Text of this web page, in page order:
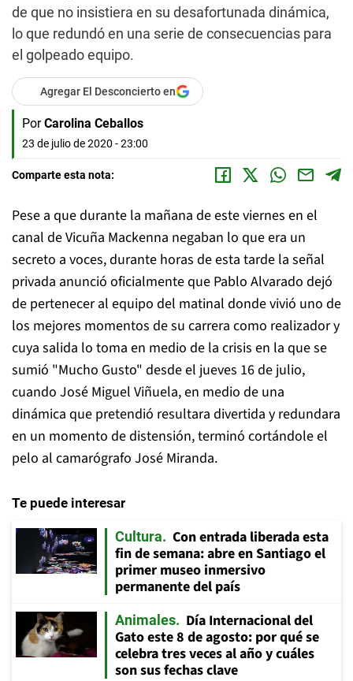
de que no insistiera en su desafortunada dinámica,
lo que redundó en una serie de consecuencias para
el golpeado equipo.
Agregar El Desconcierto en
Por Carolina Ceballos
23 de julio de 2020 - 23:00
Comparte esta nota:
Pese a que durante la mañana de este viernes en el
canal de Vicuña Mackenna negaban lo que era un
secreto a voces, durante horas de esta tarde la señal
privada anunció oficialmente que Pablo Alvarado dejó
de pertenecer al equipo del matinal donde vivió uno de
los mejores momentos de su carrera como realizador y
cuya salida lo toma en medio de la crisis en la que se
sumió "Mucho Gusto" desde el jueves 16 de julio,
cuando José Miguel Viñuela, en medio de una
dinámica que pretendió resultara divertida y redundara
en un momento de distensión, terminó cortándole el
pelo al camarógrafo José Miranda.
Te puede interesar
Cultura
Con entrada liberada esta
fin de semana: abre en Santiago el
primer museo inmersivo
permanente del país
Animales
Día Internacional del
Gato este 8 de agosto: por qué se
celebra tres veces al año y cuáles
son sus fechas clave